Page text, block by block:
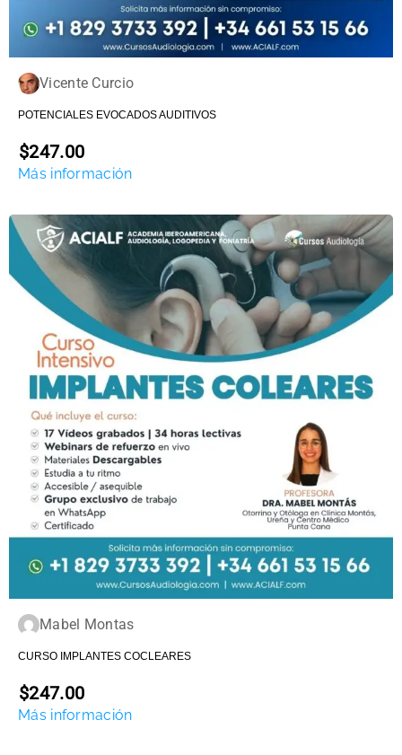
Vicente Curcio
POTENCIALES EVOCADOS AUDITIVOS
$247.00
Más información
Mabel Montas
CURSO IMPLANTES COCLEARES
$247.00
Más información